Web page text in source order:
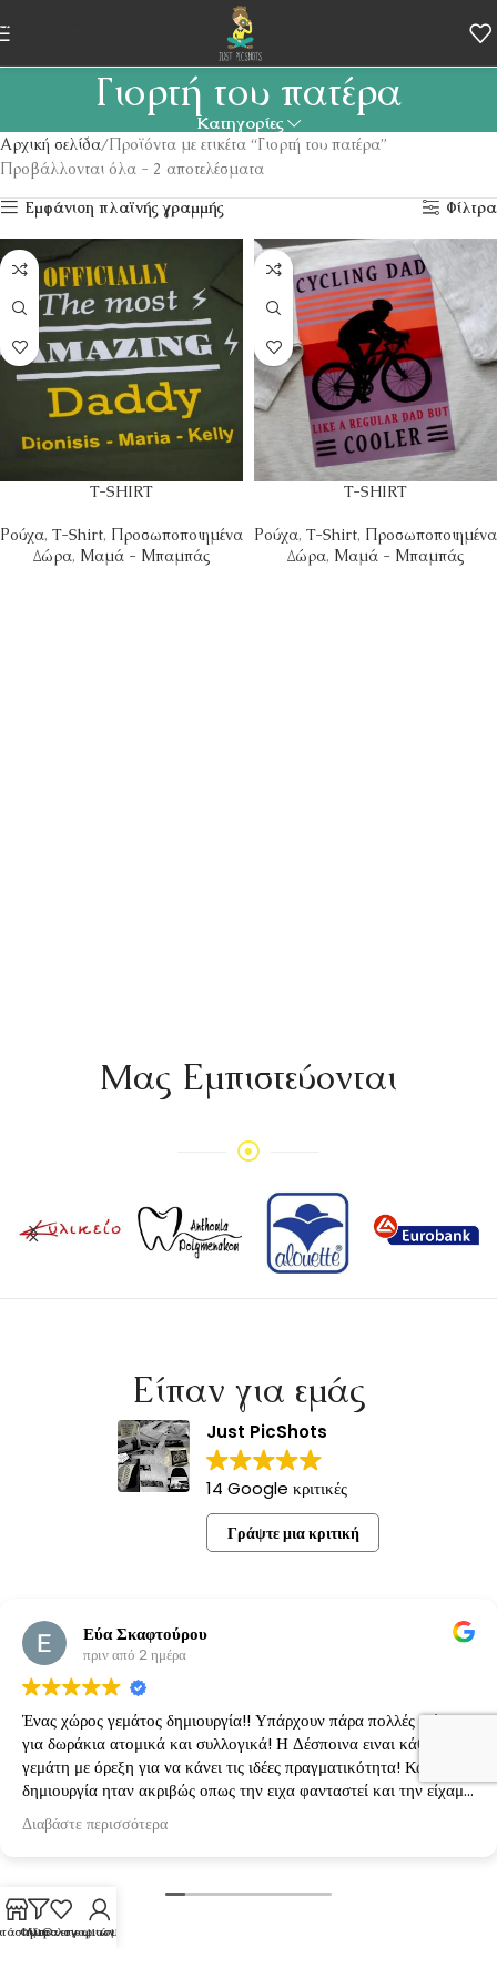
Skip to navigation
Skip to main content
Γιορτή του πατέρα
Κατηγορίες
Αρχική σελίδα Προϊόντα με ετικέτα “Γιορτή του πατέρα”
Προβάλλονται όλα - 2 αποτελέσματα
Εμφάνιση πλαϊνής γραμμής
Φίλτρα
T-SHIRT
Ρούχα, T-Shirt, Προσωποποιημένα
Δώρα, Μαμά - Μπαμπάς
T-SHIRT
Ρούχα, T-Shirt, Προσωποποιημένα
Δώρα, Μαμά - Μπαμπάς
Mας Εμπιστεύονται
Είπαν για εμάς
Just PicShots
14 Google κριτικές
Γράψτε μια κριτική
Εύα Σκαφτούρου
πριν από 2 ημέρα
Ένας χώρος γεμάτος δημιουργία!! Υπάρχουν πάρα πολλές ιδέες
για δωράκια ατομικά και συλλογικά! Η Δέσποινα ειναι κάθε φορά
γεμάτη με όρεξη για να κάνει τις ιδέες πραγματικότητα! Κάθε
δημιουργία ηταν ακριβώς οπως την ειχα φανταστεί και την είχαμε
κανονίσει!
Διαβάστε περισσότερα
Φίλτρα
Λίστα επιθυμιών
Ο λογαριασμός μου